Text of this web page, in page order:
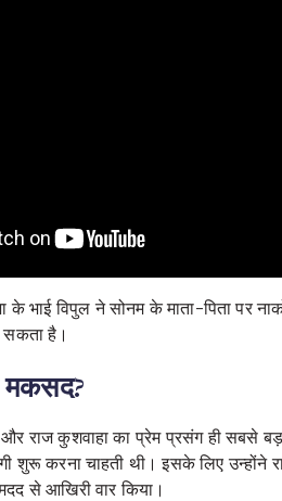
के भाई विपुल ने सोनम के माता-पिता पर
सकता है।
मकसद?
राज कुशवाहा का प्रेम प्रसंग ही सबसे
शुरू करना चाहती थी। इसके लिए उन्होंने
से आखिरी वार किया।